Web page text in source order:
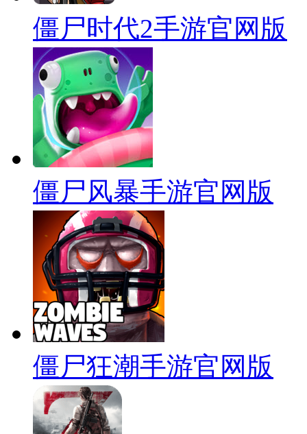
僵尸时代2手游官网版
僵尸风暴手游官网版
僵尸狂潮手游官网版